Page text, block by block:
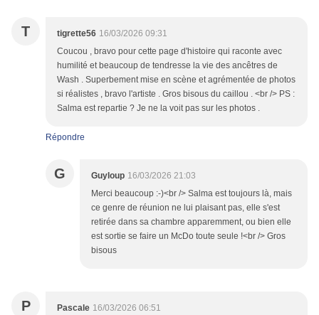
T tigrette56 16/03/2026 09:31
Coucou , bravo pour cette page d'histoire qui raconte avec
humilité et beaucoup de tendresse la vie des ancêtres de
Wash . Superbement mise en scène et agrémentée de photos
si réalistes , bravo l'artiste . Gros bisous du caillou . <br /> PS :
Salma est repartie ? Je ne la voit pas sur les photos .
Répondre
G Guyloup 16/03/2026 21:03
Merci beaucoup :-)<br /> Salma est toujours là, mais
ce genre de réunion ne lui plaisant pas, elle s'est
retirée dans sa chambre apparemment, ou bien elle
est sortie se faire un McDo toute seule !<br /> Gros
bisous
P Pascale 16/03/2026 06:51